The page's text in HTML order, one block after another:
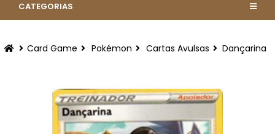
CATEGORIAS
Card Game Pokémon Cartas Avulsas Dançarina